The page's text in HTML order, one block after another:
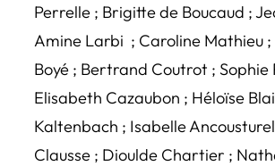
Perrelle ; Brigitte de Boucaud ;
Amine Larbi ; Caroline Mathieu
Boyé ; Bertrand Coutrot ; Sophie
Elisabeth Cazaubon ; Héloïse
Kaltenbach ; Isabelle
Clausse ; Dioulde Chartier ;